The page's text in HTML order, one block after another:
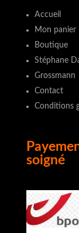
Accueil
Mon panier
Boutique
Stéphane
Grossmann
Contact
Conditions
soigné